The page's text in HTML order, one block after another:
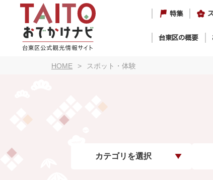
特集
台東区の概要
HOME スポット・体験
カテゴリを選択